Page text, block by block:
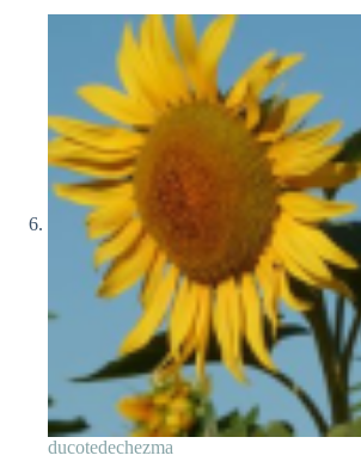
ducotedechezma